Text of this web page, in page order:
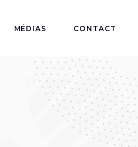
MÉDIAS CONTACT